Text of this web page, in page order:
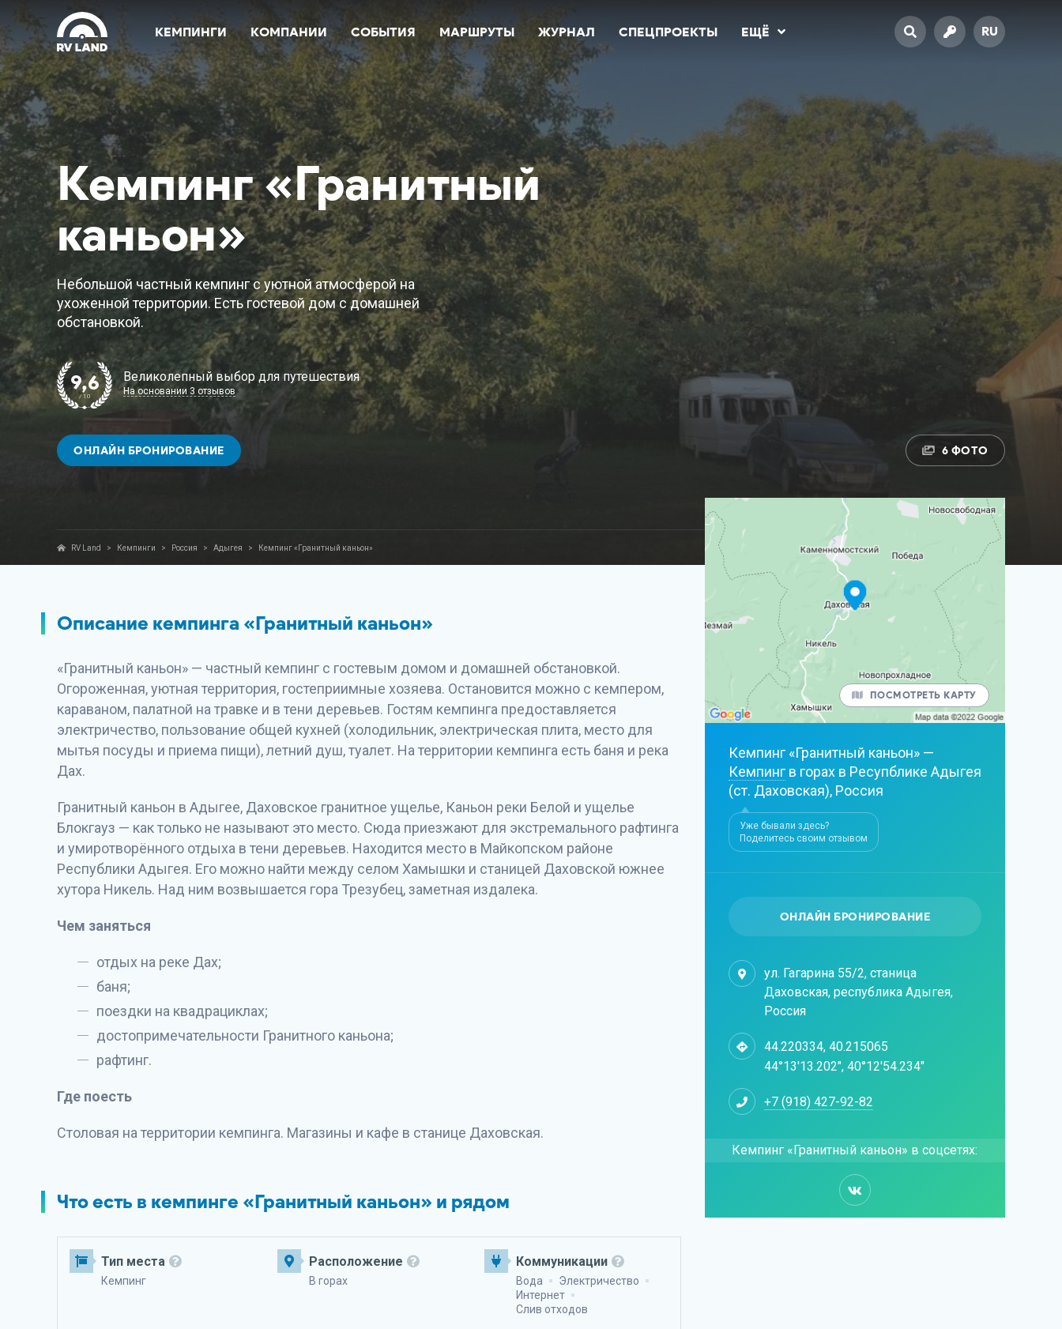
КЕМПИНГИ КОМПАНИИ СОБЫТИЯ МАРШРУТЫ ЖУРНАЛ СПЕЦПРОЕКТЫ ЕЩЁ RU
Кемпинг «Гранитный
каньон»
Небольшой частный кемпинг с уютной атмосферой на
ухоженной территории. Есть гостевой дом с домашней
обстановкой.
9,6
/ 10
Великолепный выбор для путешествия
На основании 3 отзывов
ОНЛАЙН БРОНИРОВАНИЕ 6 ФОТО
RV Land > Кемпинги > Россия > Адыгея > Кемпинг «Гранитный каньон»
Описание кемпинга «Гранитный каньон»
«Гранитный каньон» — частный кемпинг с гостевым домом и домашней обстановкой.
Огороженная, уютная территория, гостеприимные хозяева. Остановится можно с кемпером,
караваном, палатной на травке и в тени деревьев. Гостям кемпинга предоставляется
электричество, пользование общей кухней (холодильник, электрическая плита, место для
мытья посуды и приема пищи), летний душ, туалет. На территории кемпинга есть баня и река
Дах.
Гранитный каньон в Адыгее, Даховское гранитное ущелье, Каньон реки Белой и ущелье
Блокгауз — как только не называют это место. Сюда приезжают для экстремального рафтинга
и умиротворённого отдыха в тени деревьев. Находится место в Майкопском районе
Республики Адыгея. Его можно найти между селом Хамышки и станицей Даховской южнее
хутора Никель. Над ним возвышается гора Трезубец, заметная издалека.
Чем заняться
отдых на реке Дах;
баня;
поездки на квадрациклах;
достопримечательности Гранитного каньона;
рафтинг.
Где поесть
Столовая на территории кемпинга. Магазины и кафе в станице Даховская.
Что есть в кемпинге «Гранитный каньон» и рядом
Тип места
Кемпинг
Расположение
В горах
Коммуникации
Вода
Электричество
Интернет
Слив отходов
ПОСМОТРЕТЬ КАРТУ
Кемпинг «Гранитный каньон» —
Кемпинг в горах в Ресупблике Адыгея
(ст. Даховская), Россия
Уже бывали здесь?
Поделитесь своим отзывом
ОНЛАЙН БРОНИРОВАНИЕ
ул. Гагарина 55/2, станица
Даховская, республика Адыгея,
Россия
44.220334, 40.215065
44°13'13.202", 40°12'54.234"
+7 (918) 427-92-82
Кемпинг «Гранитный каньон» в соцсетях: